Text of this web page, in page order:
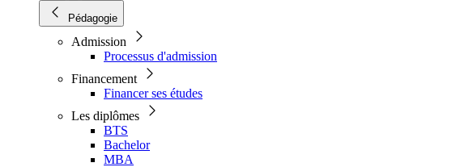
Pédagogie
Admission
Processus d'admission
Financement
Financer ses études
Les diplômes
BTS
Bachelor
MBA